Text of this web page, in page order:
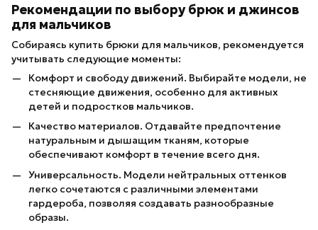
Рекомендации по выбору брюк и джинсов
для мальчиков
Собираясь купить брюки для мальчиков, рекомендуется
учитывать следующие моменты:
Комфорт и свободу движений. Выбирайте модели, не
стесняющие движения, особенно для активных
детей и подростков мальчиков.
Качество материалов. Отдавайте предпочтение
натуральным и дышащим тканям, которые
обеспечивают комфорт в течение всего дня.
Универсальность. Модели нейтральных оттенков
легко сочетаются с различными элементами
гардероба, позволяя создавать разнообразные
образы.